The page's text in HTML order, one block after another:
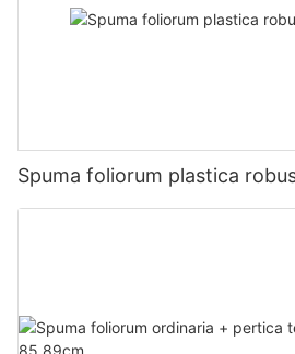
Spuma foliorum plastica